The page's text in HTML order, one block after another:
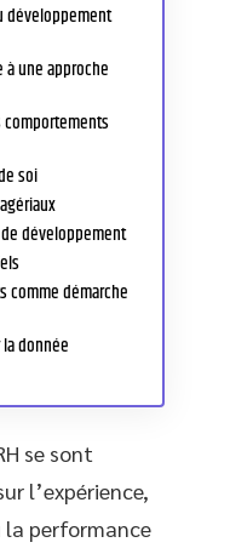
développement
à une approche
comportements
soi
développement
comme démarche
donnée
se sont
l’expérience,
performance